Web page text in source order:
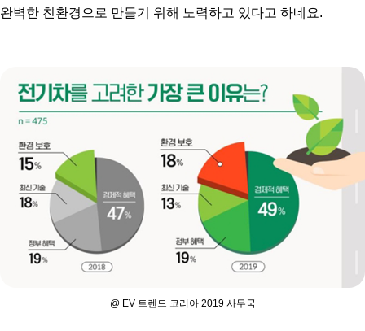
완벽한 친환경으로 만들기 위해 노력하고 있다고 하네요.
@ EV 트렌드 코리아 2019 사무국